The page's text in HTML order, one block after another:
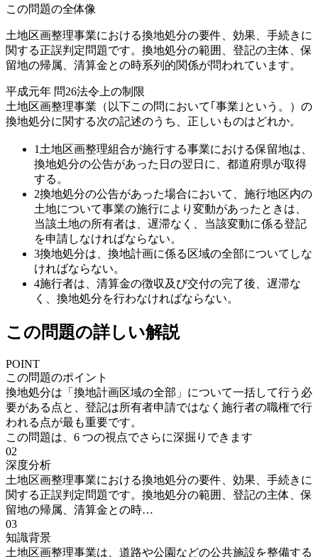
この問題の全体像
土地区画整理事業における換地処分の要件、効果、手続きに
関する正誤判定問題です。換地処分の範囲、登記の主体、保
留地の帰属、清算金との時系列的関係が問われています。
平成元年 問26法令上の制限
土地区画整理事業（以下この問において｢事業｣という。）の
換地処分に関する次の記述のうち、正しいものはどれか。
1 土地区画整理組合が施行する事業における保留地は、
換地処分の公告があった日の翌日に、都道府県が取得
する。
2換地処分の公告があった場合において、施行地区内の
土地について事業の施行により変動があったときは、
当該土地の所有者は、遅滞なく、当該変動に係る登記
を申請しなければならない。
3換地処分は、換地計画に係る区域の全部についてしな
ければならない。
4施行者は、清算金の徴収及び交付の完了後、遅滞な
く、換地処分を行わなければならない。
この問題の詳しい解説
POINT
この問題のポイント
換地処分は「換地計画区域の全部」について一括して行う必
要がある点と、登記は所有者申請ではなく施行者の職権で行
われる点が最も重要です。
この問題は、 6 つの視点でさらに深掘りできます
02
深度分析
土地区画整理事業における換地処分の要件、効果、手続きに
関する正誤判定問題です。換地処分の範囲、登記の主体、保
留地の帰属、清算金との時…
03
知識背景
土地区画整理事業は、道路や公園などの公共施設を整備する